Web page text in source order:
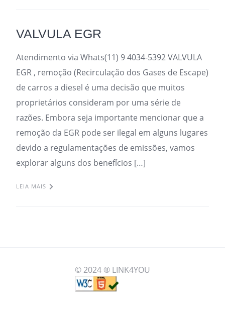
VALVULA EGR
Atendimento via Whats(11) 9 4034-5392 VALVULA
EGR , remoção (Recirculação dos Gases de Escape)
de carros a diesel é uma decisão que muitos
proprietários consideram por uma série de
razões. Embora seja importante mencionar que a
remoção da EGR pode ser ilegal em alguns lugares
devido a regulamentações de emissões, vamos
explorar alguns dos benefícios […]
LEIA MAIS
© 2024 ® LINK4YOU